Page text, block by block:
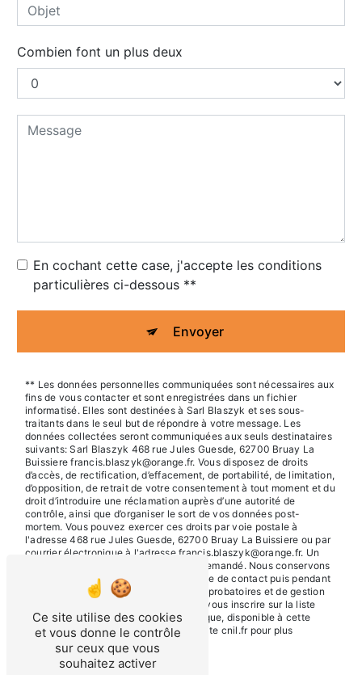
Combien font un plus deux
En cochant cette case, j'accepte les conditions
particulières ci-dessous **
Envoyer
** Les données personnelles communiquées sont nécessaires aux
fins de vous contacter et sont enregistrées dans un fichier
informatisé. Elles sont destinées à Sarl Blaszyk et ses sous-
traitants dans le seul but de répondre à votre message. Les
données collectées seront communiquées aux seuls destinataires
suivants: Sarl Blaszyk 468 rue Jules Guesde, 62700 Bruay La
Buissiere francis.blaszyk@orange.fr. Vous disposez de droits
d’accès, de rectification, d’effacement, de portabilité, de limitation,
d’opposition, de retrait de votre consentement à tout moment et du
droit d’introduire une réclamation auprès d’une autorité de
contrôle, ainsi que d’organiser le sort de vos données post-
mortem. Vous pouvez exercer ces droits par voie postale à
l'adresse 468 rue Jules Guesde, 62700 Bruay La Buissiere ou par
courrier électronique à l'adresse francis.blaszyk@orange.fr. Un
justificatif d'identité pourra vous être demandé. Nous conservons
vos données pendant la période de prise de contact puis pendant
la durée de prescription légale aux fins probatoires et de gestion
des contentieux. Vous avez le droit de vous inscrire sur la liste
d'opposition au démarchage téléphonique, disponible à cette
adresse: Bloctel.gouv.fr. Consultez le site cnil.fr pour plus
d’informations sur vos droits.
Ce site utilise des cookies
et vous donne le contrôle
sur ceux que vous
souhaitez activer